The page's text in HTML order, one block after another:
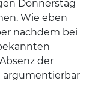
Donnerstag
Wie eben
nachdem bei
der
argumentierbar